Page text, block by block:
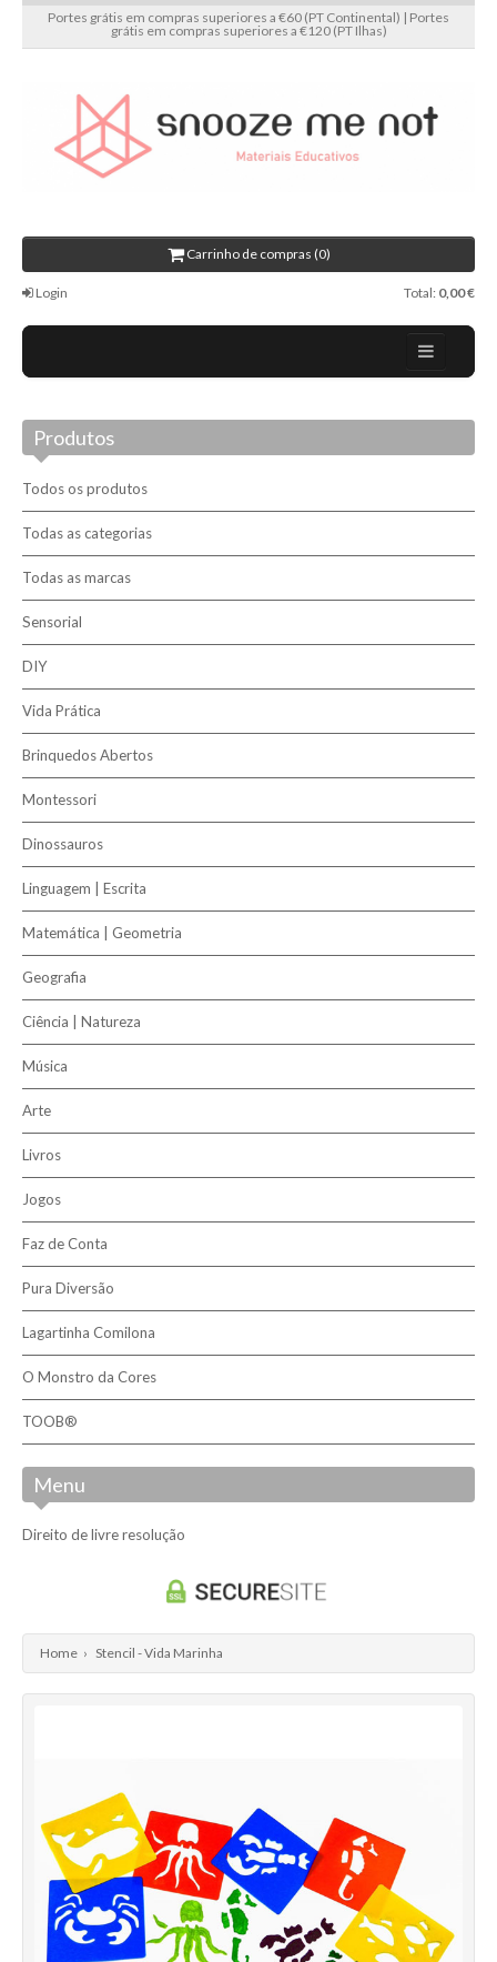
Portes grátis em compras superiores a €60 (PT Continental) | Portes
grátis em compras superiores a €120 (PT Ilhas)
Carrinho de compras (0)
Login Total: 0,00 €
Sobre nós
Promoções
Novidades
Contactos
Marcas
Política de Entrega
Política de Devolução
Política de Privacidade e Cookies
Pesquisar
Produtos
Todos os produtos
Todas as categorias
Todas as marcas
Sensorial
DIY
Vida Prática
Brinquedos Abertos
Montessori
Dinossauros
Linguagem | Escrita
Matemática | Geometria
Geografia
Ciência | Natureza
Música
Arte
Livros
Jogos
Faz de Conta
Pura Diversão
Lagartinha Comilona
O Monstro da Cores
TOOB®
Menu
Direito de livre resolução
Home › Stencil - Vida Marinha